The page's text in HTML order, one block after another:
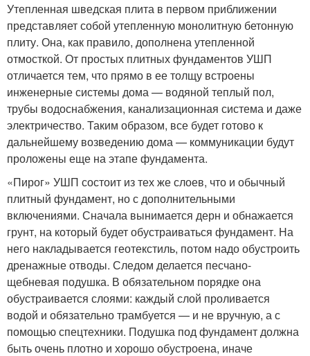
Утепленная шведская плита в первом приближении
представляет собой утепленную монолитную бетонную
плиту. Она, как правило, дополнена утепленной
отмосткой. От простых плитных фундаментов УШП
отличается тем, что прямо в ее толщу встроены
инженерные системы дома — водяной теплый пол,
трубы водоснабжения, канализационная система и даже
электричество. Таким образом, все будет готово к
дальнейшему возведению дома — коммуникации будут
проложены еще на этапе фундамента.
«Пирог» УШП состоит из тех же слоев, что и обычный
плитный фундамент, но с дополнительными
включениями. Сначала вынимается дерн и обнажается
грунт, на который будет обустраиваться фундамент. На
него накладывается геотекстиль, потом надо обустроить
дренажные отводы. Следом делается песчано-
щебневая подушка. В обязательном порядке она
обустраивается слоями: каждый слой проливается
водой и обязательно трамбуется — и не вручную, а с
помощью спецтехники. Подушка под фундамент должна
быть очень плотно и хорошо обустроена, иначе